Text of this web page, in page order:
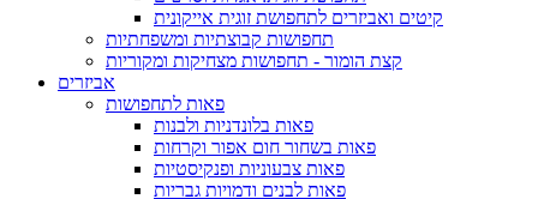
קיטים ואביזרים לתחפושת זוגית אייקונית
תחפושות קבוצתיות ומשפחתיות
קצת הומור - תחפושות מצחיקות ומקוריות
אביזרים
פאות לתחפושות
פאות בלונדניות ולבנות
פאות בשחור חום אפור וקרחות
פאות צבעוניות ופנקיסטיות
פאות לבנים ודמויות גבריות